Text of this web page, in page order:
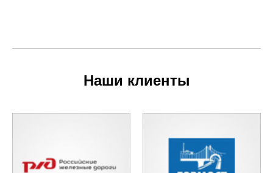
Наши клиенты